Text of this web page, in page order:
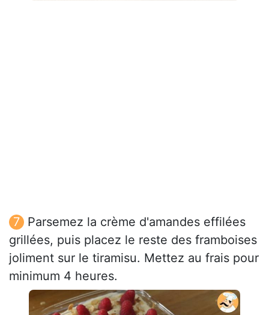
Parsemez la crème d'amandes effilées
grillées, puis placez le reste des framboises
joliment sur le tiramisu. Mettez au frais pour
minimum 4 heures.